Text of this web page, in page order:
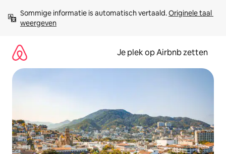
direct
naar
Sommige informatie is automatisch vertaald. Originele taal
weergeven
Je plek op Airbnb zetten